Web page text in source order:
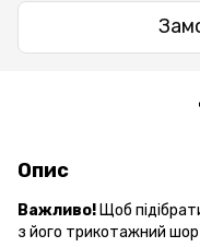
Опис
Важливо! Щоб
з його трикотажний